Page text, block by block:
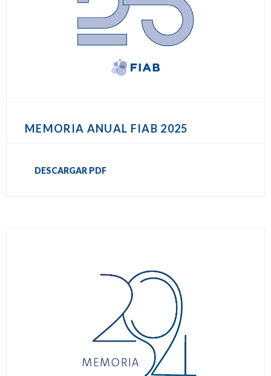
MEMORIA ANUAL FIAB 2025
DESCARGAR PDF